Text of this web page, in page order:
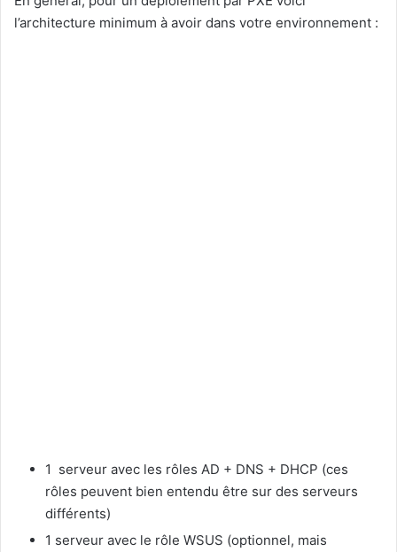
l’architecture minimum à avoir dans votre environnement :
1 serveur avec les rôles AD + DNS + DHCP (ces
rôles peuvent bien entendu être sur des serveurs
différents)
1 serveur avec le rôle WSUS (optionnel, mais